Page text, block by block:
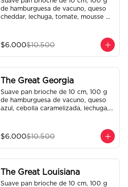
de hamburguesa de vacuno, queso
cheddar, lechuga, tomate, mousse de
$6.000$10.500
The Great Georgia
Suave pan brioche de 10 cm, 100 g
de hamburguesa de vacuno, queso
azul, cebolla caramelizada, lechuga,
$6.000$10.500
The Great Louisiana
Suave pan brioche de 10 cm, 100 g